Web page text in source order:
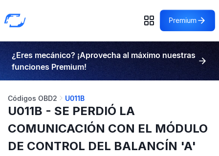
Premium
¿Eres mecánico? ¡Aprovecha al máximo nuestras
funciones Premium!
Códigos OBD2 U011B
U011B - SE PERDIÓ LA
COMUNICACIÓN CON EL MÓDULO
DE CONTROL DEL BALANCÍN 'A'